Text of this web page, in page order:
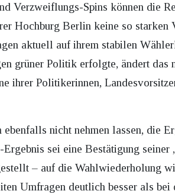
Verzweiflungs-Spins können die
Hochburg Berlin keine so starken
aktuell auf ihrem stabilen
grüner Politik erfolgte, ändert das
ihrer Politikerinnen,
nicht nehmen lassen, die
sei eine Bestätigung seiner
– auf die Wahlwiederholung
Umfragen deutlich besser als bei